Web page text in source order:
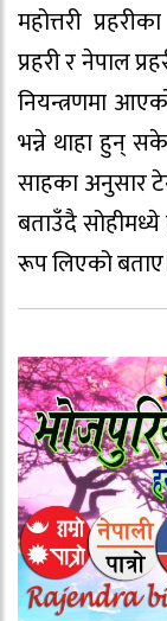
महोत्तरी
प्रहरी र नेपाल
नियन्त्रणमा
भन्ने थाहा हुन्
साहका अनुसार
बताउँदै
रूप लिएको